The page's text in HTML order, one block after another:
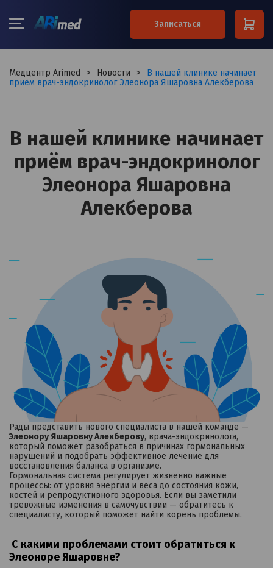
Записаться
Медцентр Arimed > Новости >
В нашей клинике начинает
приём врач-эндокринолог Элеонора Яшаровна Алекберова
В нашей клинике начинает
приём врач-эндокринолог
Элеонора Яшаровна
Алекберова
Рады представить нового специалиста в нашей команде —
Элеонору Яшаровну Алекберову, врача-эндокринолога,
который поможет разобраться в причинах гормональных
нарушений и подобрать эффективное лечение для
восстановления баланса в организме.
Гормональная система регулирует жизненно важные
процессы: от уровня энергии и веса до состояния кожи,
костей и репродуктивного здоровья. Если вы заметили
тревожные изменения в самочувствии — обратитесь к
специалисту, который поможет найти корень проблемы.
С какими проблемами стоит обратиться к
Элеоноре Яшаровне?
×
Примечание
Я согласен на обработку персональных данных